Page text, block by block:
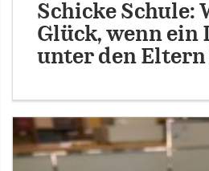
Schicke Schule:
Glück, wenn
unter den Eltern